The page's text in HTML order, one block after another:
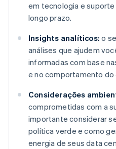
em tecnologia e
longo prazo.
Insights analíticos: o
análises que ajudem
informadas com base
e no comportamento do
Considerações
comprometidas com a
importante considerar
política verde e como
energia de seus data